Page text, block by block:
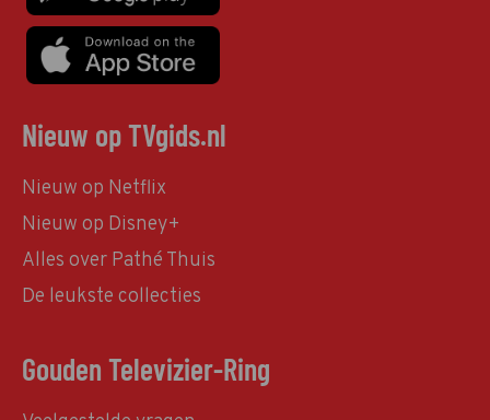
Nieuw op TVgids.nl
Nieuw op Netflix
Nieuw op Disney+
Alles over Pathé Thuis
De leukste collecties
Gouden Televizier-Ring